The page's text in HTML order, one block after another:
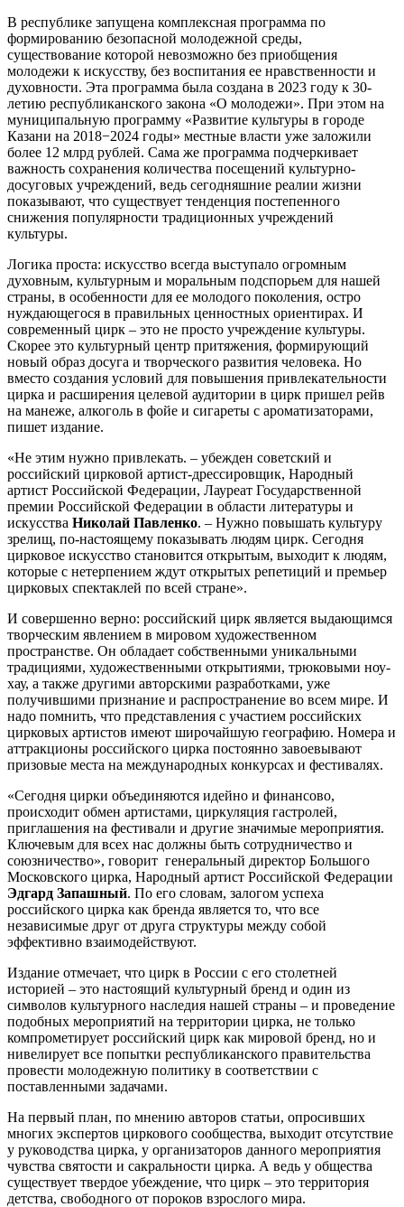
В республике запущена комплексная программа по
формированию безопасной молодежной среды,
существование которой невозможно без приобщения
молодежи к искусству, без воспитания ее нравственности и
духовности. Эта программа была создана в 2023 году к 30-
летию республиканского закона «О молодежи». При этом на
муниципальную программу «Развитие культуры в городе
Казани на 2018−2024 годы» местные власти уже заложили
более 12 млрд рублей. Сама же программа подчеркивает
важность сохранения количества посещений культурно-
досуговых учреждений, ведь сегодняшние реалии жизни
показывают, что существует тенденция постепенного
снижения популярности традиционных учреждений
культуры.
Логика проста: искусство всегда выступало огромным
духовным, культурным и моральным подспорьем для нашей
страны, в особенности для ее молодого поколения, остро
нуждающегося в правильных ценностных ориентирах. И
современный цирк – это не просто учреждение культуры.
Скорее это культурный центр притяжения, формирующий
новый образ досуга и творческого развития человека. Но
вместо создания условий для повышения привлекательности
цирка и расширения целевой аудитории в цирк пришел рейв
на манеже, алкоголь в фойе и сигареты с ароматизаторами,
пишет издание.
«Не этим нужно привлекать. – убежден советский и
российский цирковой артист-дрессировщик, Народный
артист Российской Федерации, Лауреат Государственной
премии Российской Федерации в области литературы и
искусства Николай Павленко. – Нужно повышать культуру
зрелищ, по-настоящему показывать людям цирк. Сегодня
цирковое искусство становится открытым, выходит к людям,
которые с нетерпением ждут открытых репетиций и премьер
цирковых спектаклей по всей стране».
И совершенно верно: российский цирк является выдающимся
творческим явлением в мировом художественном
пространстве. Он обладает собственными уникальными
традициями, художественными открытиями, трюковыми ноу-
хау, а также другими авторскими разработками, уже
получившими признание и распространение во всем мире. И
надо помнить, что представления с участием российских
цирковых артистов имеют широчайшую географию. Номера и
аттракционы российского цирка постоянно завоевывают
призовые места на международных конкурсах и фестивалях.
«Сегодня цирки объединяются идейно и финансово,
происходит обмен артистами, циркуляция гастролей,
приглашения на фестивали и другие значимые мероприятия.
Ключевым для всех нас должны быть сотрудничество и
союзничество», говорит генеральный директор Большого
Московского цирка, Народный артист Российской Федерации
Эдгард Запашный. По его словам, залогом успеха
российского цирка как бренда является то, что все
независимые друг от друга структуры между собой
эффективно взаимодействуют.
Издание отмечает, что цирк в России с его столетней
историей – это настоящий культурный бренд и один из
символов культурного наследия нашей страны – и проведение
подобных мероприятий на территории цирка, не только
компрометирует российский цирк как мировой бренд, но и
нивелирует все попытки республиканского правительства
провести молодежную политику в соответствии с
поставленными задачами.
На первый план, по мнению авторов статьи, опросивших
многих экспертов циркового сообщества, выходит отсутствие
у руководства цирка, у организаторов данного мероприятия
чувства святости и сакральности цирка. А ведь у общества
существует твердое убеждение, что цирк – это территория
детства, свободного от пороков взрослого мира.